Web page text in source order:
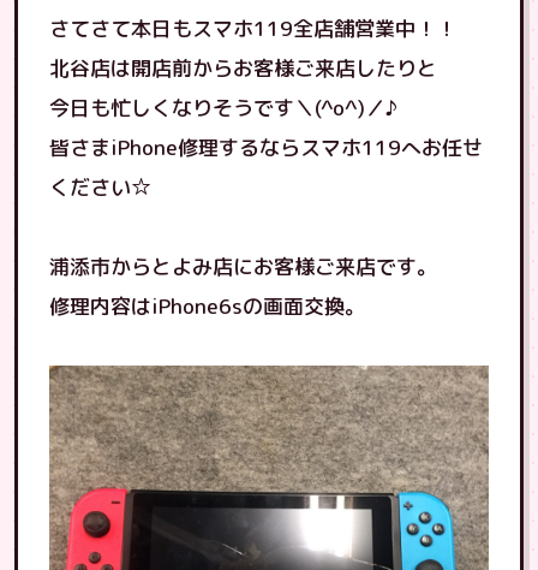
さてさて本日もスマホ119全店舗営業中！！
北谷店は開店前からお客様ご来店したりと
今日も忙しくなりそうです＼(^o^)／♪
皆さまiPhone修理するならスマホ119へお任せ
ください☆
浦添市からとよみ店にお客様ご来店です。
修理内容はiPhone6sの画面交換。